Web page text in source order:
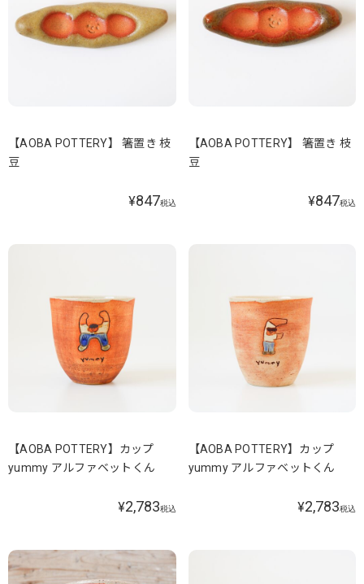
【AOBA POTTERY】 箸置き 枝
豆
¥847税込
【AOBA POTTERY】 箸置き 枝
豆
¥847税込
【AOBA POTTERY】カップ
yummy アルファベットくん
¥2,783税込
【AOBA POTTERY】カップ
yummy アルファベットくん
¥2,783税込